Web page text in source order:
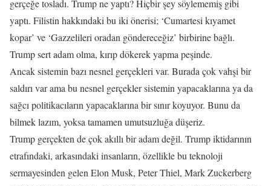
gerçeğe tosladı. Trump ne yaptı? Hiçbir şey söylememiş gibi
yaptı. Filistin hakkındaki bu iki önerisi; ‘Cumartesi kıyamet
kopar’ ve ‘Gazzelileri oradan göndereceğiz’ birbirine bağlı.
Trump sert adam olma, kırıp dökerek yapma peşinde.
Ancak sistemin bazı nesnel gerçekleri var. Burada çok vahşi bir
saldırı var ama bu nesnel gerçekler sistemin yapacaklarına ya da
sağcı politikacıların yapacaklarına bir sınır koyuyor. Bunu da
bilmek lazım, yoksa tamamen umutsuzluğa düşeriz.
Trump gerçekten de çok akıllı bir adam değil. Trump iktidarının
etrafındaki, arkasındaki insanların, özellikle bu teknoloji
sermayesinden gelen Elon Musk, Peter Thiel, Mark Zuckerberg